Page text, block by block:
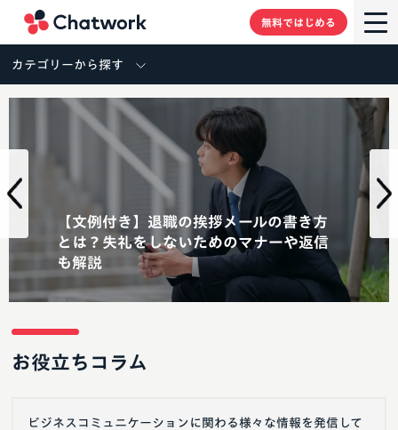
無料ではじめる
カテゴリーから探す
【文例付き】退職の挨拶メールの書き方
とは？失礼をしないためのマナーや返信
も解説
お役立ちコラム
ビジネスコミュニケーションに関わる様々な情報を発信して